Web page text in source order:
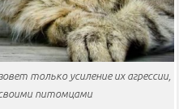
только усиление их агрессии,
питомцами